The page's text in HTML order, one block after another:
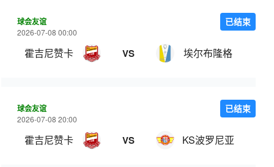
球会友谊
2026-07-08 00:00
霍吉尼赞卡 VS 埃尔布隆格
已结束
球会友谊
2026-07-08 20:00
霍吉尼赞卡 VS KS波罗尼亚
已结束